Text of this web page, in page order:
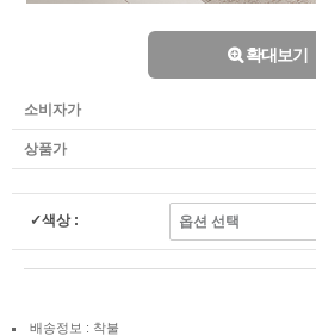
확대보기
소비자가
상품가
색상 :
배송정보 : 착불